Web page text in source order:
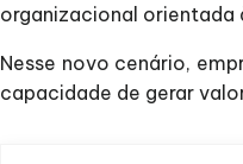
organizacional orientada
Nesse novo cenário,
capacidade de gerar